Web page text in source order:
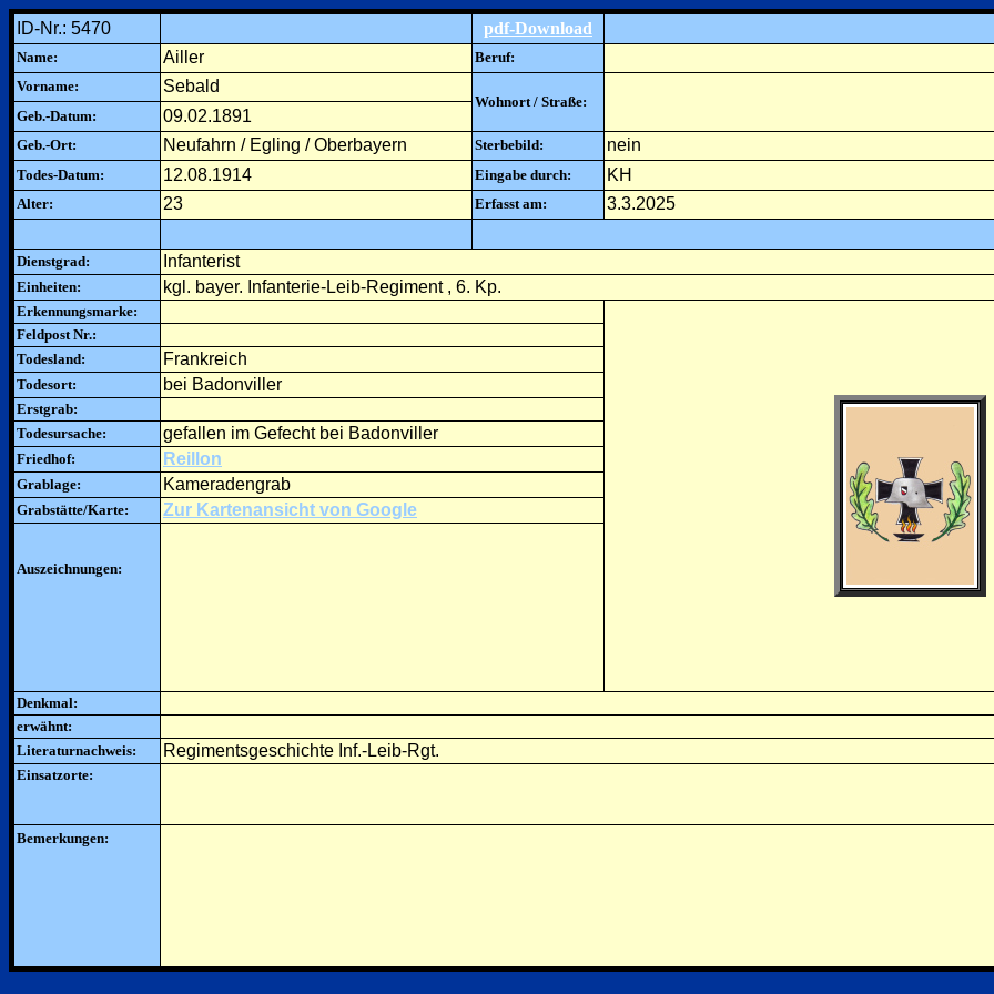
ID-Nr.: 5470 pdf-Download
Name: Ailler
Beruf:
Vorname:
Sebald
Wohnort / Straße:
Geb.-Datum:
09.02.1891
Geb.-Ort: Neufahrn / Egling / Oberbayern Sterbebild: nein
Todes-Datum: 12.08.1914 Eingabe durch: KH
Alter: 23 Erfasst am: 3.3.2025
Dienstgrad: Infanterist
Einheiten: kgl. bayer. Infanterie-Leib-Regiment , 6. Kp.
Erkennungsmarke:
Feldpost Nr.:
Todesland:
Frankreich
Todesort: bei Badonviller
Erstgrab:
Todesursache:
gefallen im Gefecht bei Badonviller
Friedhof: Reillon
Grablage: Kameradengrab
Grabstätte/Karte: Zur Kartenansicht von Google
Auszeichnungen:
Denkmal:
erwähnt:
Literaturnachweis:
Regimentsgeschichte Inf.-Leib-Rgt.
Einsatzorte:
Bemerkungen: